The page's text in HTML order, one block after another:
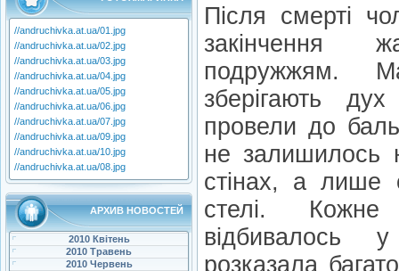
//andruchivka.at.ua/01.jpg
//andruchivka.at.ua/02.jpg
//andruchivka.at.ua/03.jpg
//andruchivka.at.ua/04.jpg
//andruchivka.at.ua/05.jpg
//andruchivka.at.ua/06.jpg
//andruchivka.at.ua/07.jpg
//andruchivka.at.ua/09.jpg
//andruchivka.at.ua/10.jpg
//andruchivka.at.ua/08.jpg
АРХИВ НОВОСТЕЙ
2010 Квітень
2010 Травень
2010 Червень
Після смерті
закінчення
подружжям.
зберігають
провели до
не залишилось
стінах, а лише
стелі. Кожне
відбивалось
розказала